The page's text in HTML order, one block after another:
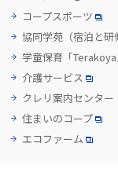
コープスポーツ
協同学苑 （宿泊と研
学童保育「Terakoya
介護サービス
クレリ案内センター
住まいのコープ
エコファーム